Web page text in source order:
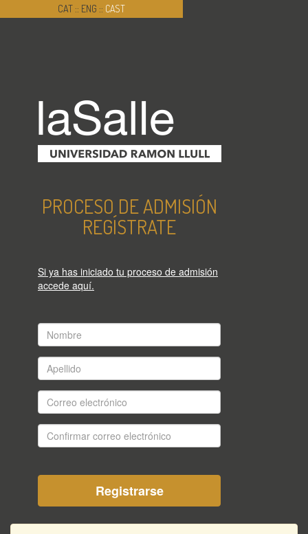
CAT :: ENG :: CAST
PROCESO DE ADMISIÓN
REGÍSTRATE
Si ya has iniciado tu proceso de admisión
accede aquí.
Nombre
*
Apellido
*
Correo
electrónico
*Confirmar
correo
*